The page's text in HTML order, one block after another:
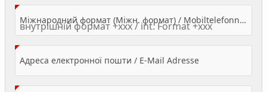
Міжнародний формат (Міжн. формат) / Mobiltelefonnummer
Адреса електронної пошти / E-Mail Adresse(Value Required)